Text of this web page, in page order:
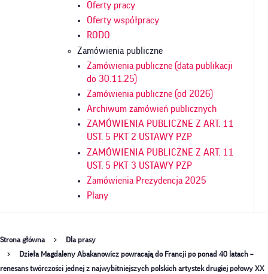
Oferty pracy
Oferty współpracy
RODO
Zamówienia publiczne
Zamówienia publiczne (data publikacji
do 30.11.25)
Zamówienia publiczne (od 2026)
Archiwum zamówień publicznych
ZAMÓWIENIA PUBLICZNE Z ART. 11
UST. 5 PKT 2 USTAWY PZP
ZAMÓWIENIA PUBLICZNE Z ART. 11
UST. 5 PKT 3 USTAWY PZP
Zamówienia Prezydencja 2025
Plany
Ścieżka
nawigacyjna
Strona główna
Dla prasy
Dzieła Magdaleny Abakanowicz powracają do Francji po ponad 40 latach –
renesans twórczości jednej z najwybitniejszych polskich artystek drugiej połowy XX